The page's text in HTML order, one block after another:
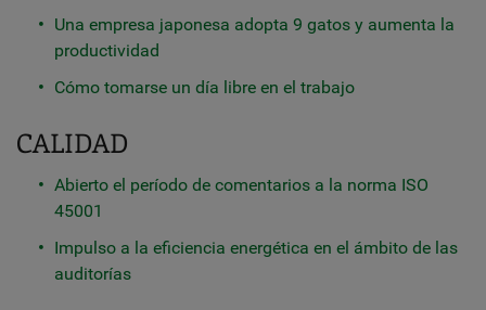
Una empresa japonesa adopta 9 gatos y aumenta la
productividad
Cómo tomarse un día libre en el trabajo
CALIDAD
Abierto el período de comentarios a la norma ISO
45001
Impulso a la eficiencia energética en el ámbito de las
auditorías